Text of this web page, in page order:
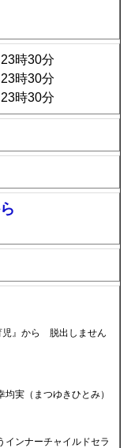
時30分
時30分
時30分
』から 脱出しません
実（まつゆきひとみ）
インナーチャイルドセラ